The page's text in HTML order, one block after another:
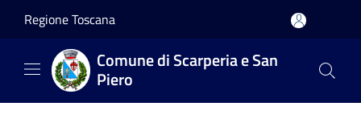
Regione Toscana
Comune di Scarperia e San
Piero